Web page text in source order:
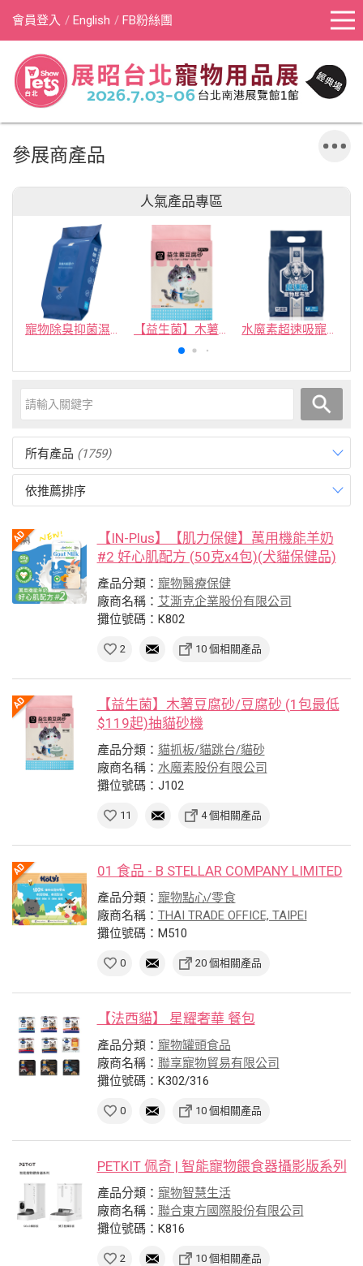
會員登入 English FB粉絲團
參展商產品
人氣產品專區
寵物除臭抑菌濕紙巾／30抽／無味【4包100】 【益生菌】木薯豆腐砂/豆腐砂 (1包最低$119起)抽貓砂機 水魔素超速吸寵物尿布墊買1送1
所有產品 (1759)
依推薦排序
【IN-Plus】【肌力保健】萬用機能羊奶
#2 好心肌配方 (50克x4包)(犬貓保健品)
產品分類： 寵物醫療保健
廠商名稱： 艾澌克企業股份有限公司
攤位號碼：K802
2 10 個相關產品
【益生菌】木薯豆腐砂/豆腐砂 (1包最低
$119起)抽貓砂機
產品分類： 貓抓板/貓跳台/貓砂
廠商名稱： 水魔素股份有限公司
攤位號碼：J102
11 4 個相關產品
01 食品 - B STELLAR COMPANY LIMITED
產品分類： 寵物點心/零食
廠商名稱： THAI TRADE OFFICE, TAIPEI
攤位號碼：M510
0 20 個相關產品
【法西貓】 星耀奢華 餐包
產品分類： 寵物罐頭食品
廠商名稱： 聯享寵物貿易有限公司
攤位號碼：K302/316
0 10 個相關產品
PETKIT 佩奇 | 智能寵物餵食器攝影版系列
產品分類： 寵物智慧生活
廠商名稱： 聯合東方國際股份有限公司
攤位號碼：K816
2 10 個相關產品